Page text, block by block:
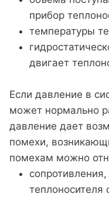
прибор
температуры
двигает
Если давление в
может нормально
давление дает
помехи,
помехам можно
теплоносителя